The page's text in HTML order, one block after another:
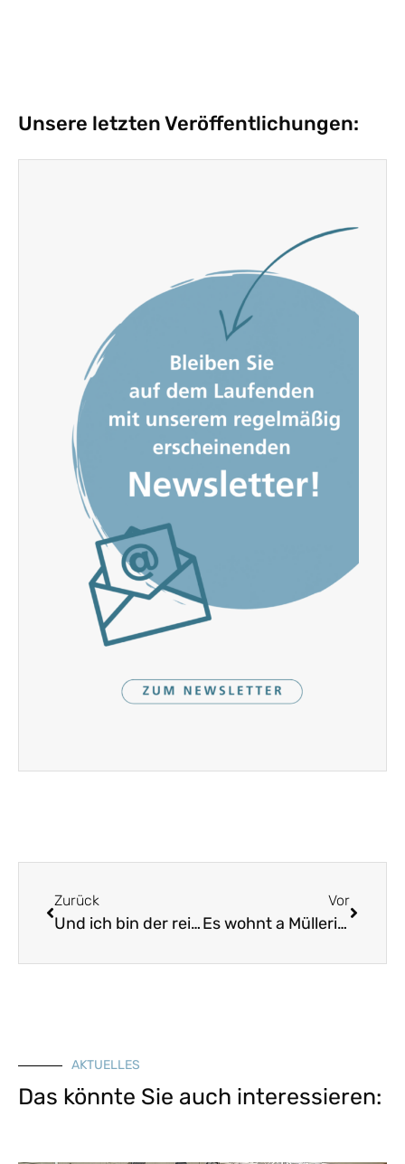
Unsere letzten Veröffentlichungen:
Zurück
Und ich bin der reiche Kaufmannsohn
Vor
Es wohnt a Müllerin im tiefen Tal
AKTUELLES
Das könnte Sie auch interessieren: